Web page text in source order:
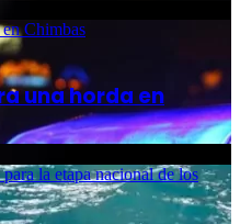
Chimbas
una horda en
la etapa nacional de los